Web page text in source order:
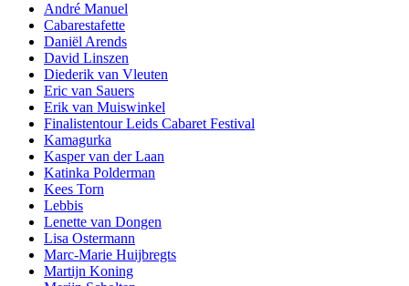
André Manuel
Cabarestafette
Daniël Arends
David Linszen
Diederik van Vleuten
Eric van Sauers
Erik van Muiswinkel
Finalistentour Leids Cabaret Festival
Kamagurka
Kasper van der Laan
Katinka Polderman
Kees Torn
Lebbis
Lenette van Dongen
Lisa Ostermann
Marc-Marie Huijbregts
Martijn Koning